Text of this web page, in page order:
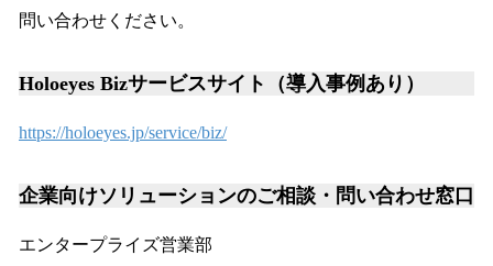
問い合わせください。
Holoeyes Bizサービスサイト（導入事例あり）
https://holoeyes.jp/service/biz/
企業向けソリューションのご相談・問い合わせ窓口
エンタープライズ営業部